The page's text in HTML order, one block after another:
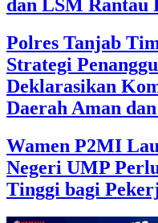
dan LSM Rantau
Polres Tanjab
Strategi
Deklarasikan
Daerah Aman
Wamen P2MI
Negeri UMP
Tinggi bagi